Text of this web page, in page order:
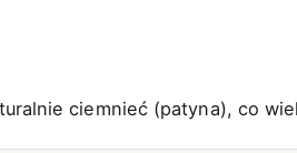
ciemnieć (patyna), co